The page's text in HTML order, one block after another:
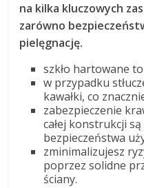
na kilka kluczowych
zarówno
pielęgnację.
szkło hartowane
w przypadku
kawałki, co
zabezpieczenie
całej konstrukcji
bezpieczeństwa
zminimalizujesz
poprzez solidne
ściany.